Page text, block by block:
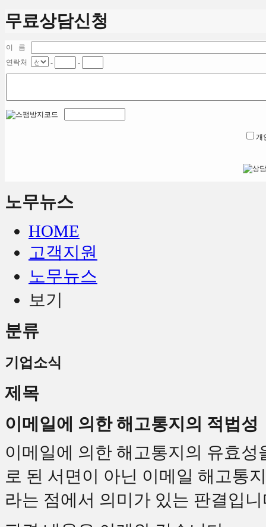
무료상담신청
이 름
연락처
- -
개
노무뉴스
HOME
고객지원
노무뉴스
보기
분류
기업소식
제목
이메일에 의한 해고통지의 적법성
이메일에 의한 해고통지의 유효
로 된 서면이 아닌 이메일 해고통
라는 점에서 의미가 있는 판결입니